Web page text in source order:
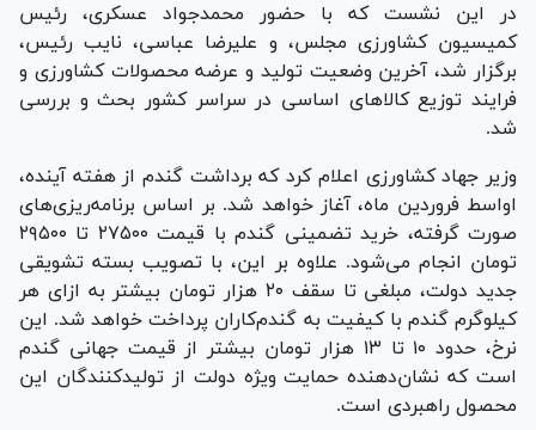
در این نشست که با حضور محمدجواد عسکری، رئیس
کمیسیون کشاورزی مجلس، و علیرضا عباسی، نایب رئیس،
برگزار شد، آخرین وضعیت تولید و عرضه محصولات کشاورزی و
فرایند توزیع کالا‌های اساسی در سراسر کشور بحث و بررسی
شد.
وزیر جهاد کشاورزی اعلام کرد که برداشت گندم از هفته آینده،
اواسط فروردین ماه، آغاز خواهد شد. بر اساس برنامه‌ریزی‌های
صورت گرفته، خرید تضمینی گندم با قیمت ۲۷۵۰۰ تا ۲۹۵۰۰
تومان انجام می‌شود. علاوه بر این، با تصویب بسته تشویقی
جدید دولت، مبلغی تا سقف ۲۰ هزار تومان بیشتر به ازای هر
کیلوگرم گندم با کیفیت به گندم‌کاران پرداخت خواهد شد. این
نرخ، حدود ۱۰ تا ۱۳ هزار تومان بیشتر از قیمت جهانی گندم
است که نشان‌دهنده حمایت ویژه دولت از تولیدکنندگان این
محصول راهبردی است.